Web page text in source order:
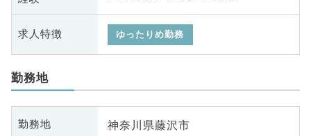
求人特徴 ゆったりめ勤務
勤務地
勤務地 神奈川県藤沢市